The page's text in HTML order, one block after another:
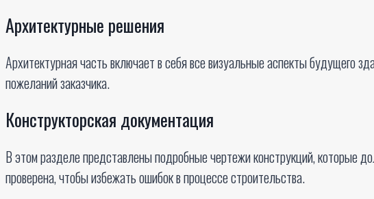
Архитектурные решения
Архитектурная часть включает в себя все визуальные аспекты
пожеланий заказчика.
Конструкторская документация
В этом разделе представлены подробные чертежи конструкций, которые
проверена, чтобы избежать ошибок в процессе строительства.